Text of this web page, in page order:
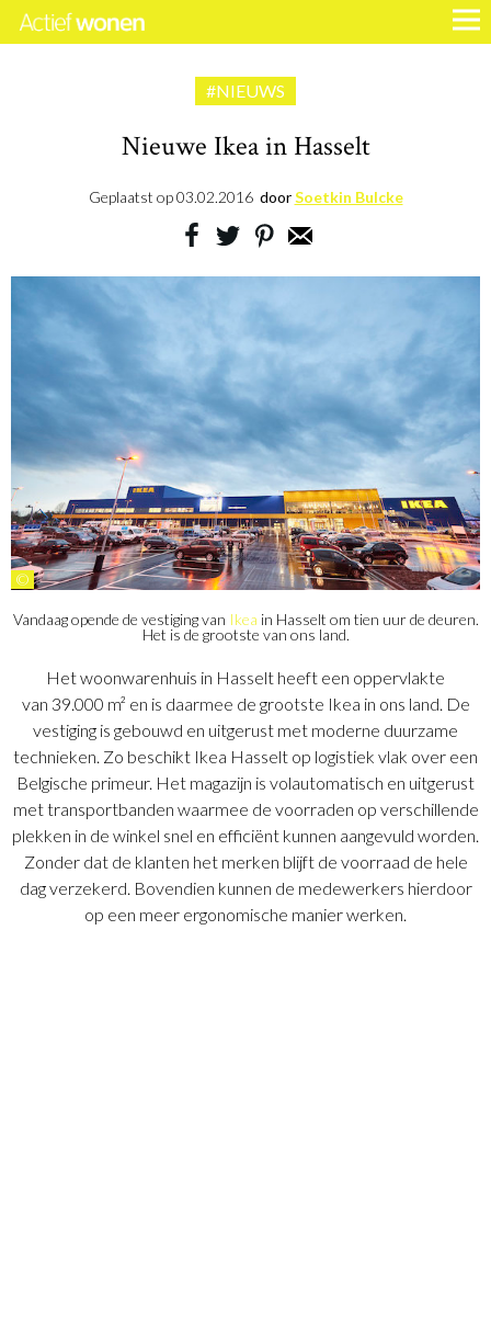
#NIEUWS
Nieuwe Ikea in Hasselt
Geplaatst op03.02.2016 doorSoetkin Bulcke
©
Vandaag opende de vestiging van Ikea in Hasselt om tien uur de deuren.
Het is de grootste van ons land.
Het woonwarenhuis in Hasselt heeft een oppervlakte
van 39.000 m² en is daarmee de grootste Ikea in ons land. De
vestiging is gebouwd en uitgerust met moderne duurzame
technieken. Zo beschikt Ikea Hasselt op logistiek vlak over een
Belgische primeur. Het magazijn is volautomatisch en uitgerust
met transportbanden waarmee de voorraden op verschillende
plekken in de winkel snel en efficiënt kunnen aangevuld worden.
Zonder dat de klanten het merken blijft de voorraad de hele
dag verzekerd. Bovendien kunnen de medewerkers hierdoor
op een meer ergonomische manier werken.